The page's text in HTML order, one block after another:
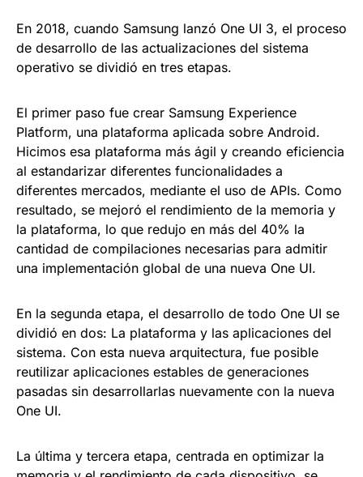
En 2018, cuando Samsung lanzó One UI 3, el proceso
de desarrollo de las actualizaciones del sistema
operativo se dividió en tres etapas.
El primer paso fue crear Samsung Experience
Platform, una plataforma aplicada sobre Android.
Hicimos esa plataforma más ágil y creando eficiencia
al estandarizar diferentes funcionalidades a
diferentes mercados, mediante el uso de APIs. Como
resultado, se mejoró el rendimiento de la memoria y
la plataforma, lo que redujo en más del 40% la
cantidad de compilaciones necesarias para admitir
una implementación global de una nueva One UI.
En la segunda etapa, el desarrollo de todo One UI se
dividió en dos: La plataforma y las aplicaciones del
sistema. Con esta nueva arquitectura, fue posible
reutilizar aplicaciones estables de generaciones
pasadas sin desarrollarlas nuevamente con la nueva
One UI.
La última y tercera etapa, centrada en optimizar la